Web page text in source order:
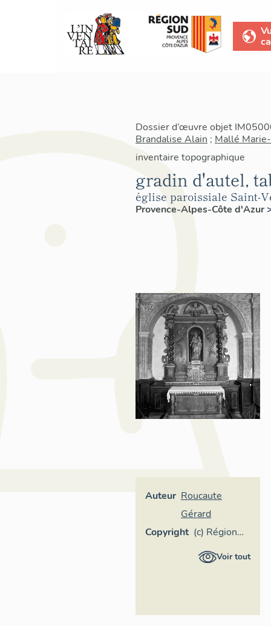
Dossier d’œuvre objet
Brandalise Alain ; Mallé
inventaire topographique
gradin d'autel,
église paroissiale Saint-
Provence-Alpes-Côte d'Azur
Auteur Roucaute
Gérard
Copyright (c) Région
Provence-Voir tout